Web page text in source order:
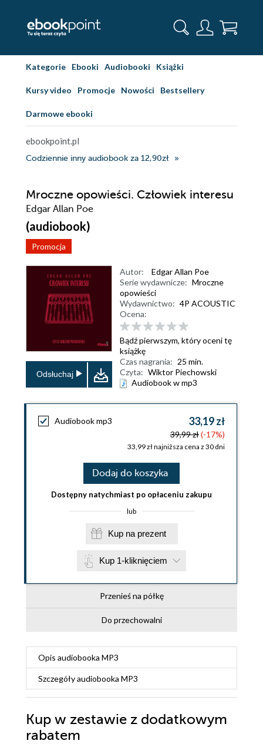
Kategorie Ebooki Audiobooki Książki
Kursy video Promocje Nowości Bestsellery
Darmowe ebooki
ebookpoint.pl
Codziennie inny audiobook za 12,90zł
Mroczne opowieści. Człowiek interesu
Edgar Allan Poe
(audiobook)
Promocja
Odsłuchaj
Autor:
Edgar Allan Poe
Serie wydawnicze: Mroczne
opowieści
Wydawnictwo: 4P ACOUSTIC
Ocena:
Bądź pierwszym, który oceni tę
książkę
Czas nagrania: 25 min.
Czyta: Wiktor Piechowski
Audiobook w mp3
Audiobook mp3 33,19 zł
39,99 zł(-17%)
33,99 zł najniższa cena z 30 dni
Dodaj do koszyka
Dostępny natychmiast po opłaceniu zakupu
lub
Kup na prezent
Kup 1-kliknięciem
Przenieś na półkę
Do przechowalni
Opis audiobooka MP3
Szczegółyaudiobooka MP3
Kup w zestawie z dodatkowym
rabatem